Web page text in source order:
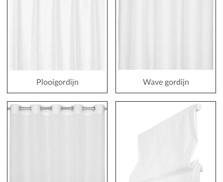
Plooigordijn Wave gordijn